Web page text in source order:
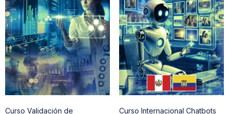
Curso Validación de
Curso Internacional Chatbots